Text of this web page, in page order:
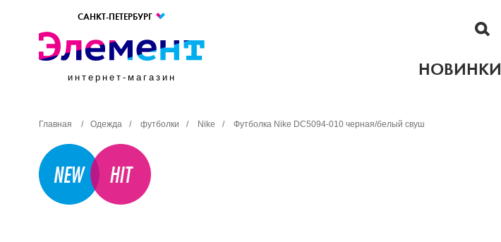
САНКТ-ПЕТЕРБУРГ
интернет-магазин НОВИНКИ
Главная / Одежда / футболки / Nike / Футболка Nike DC5094-010 черная/белый свуш